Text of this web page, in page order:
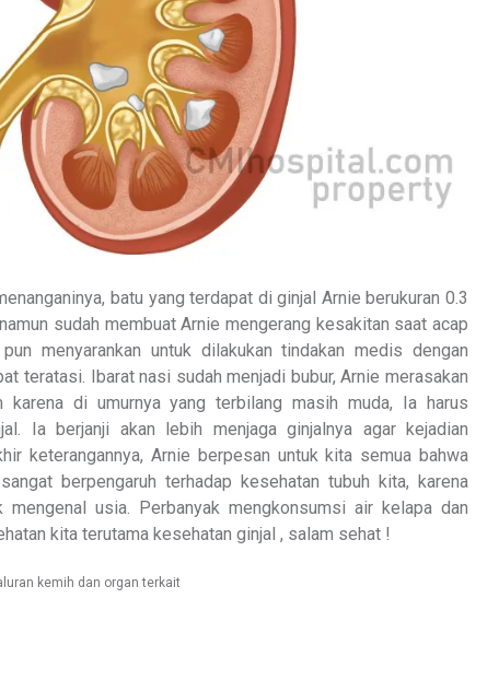
batu yang terdapat di ginjal Arnie berukuran 0.3
sudah membuat Arnie mengerang kesakitan saat acap
menyarankan untuk dilakukan tindakan medis dengan
teratasi. Ibarat nasi sudah menjadi bubur, Arnie merasakan
karena di umurnya yang terbilang masih muda, Ia harus
Ia berjanji akan lebih menjaga ginjalnya agar kejadian
keterangannya, Arnie berpesan untuk kita semua bahwa
berpengaruh terhadap kesehatan tubuh kita, karena
mengenal usia. Perbanyak mengkonsumsi air kelapa dan
kita terutama kesehatan ginjal , salam sehat !
kemih dan organ terkait